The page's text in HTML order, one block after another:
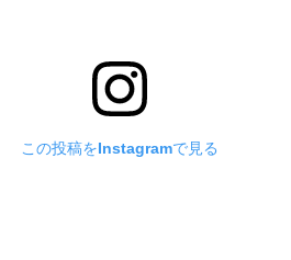
この投稿をInstagramで見る